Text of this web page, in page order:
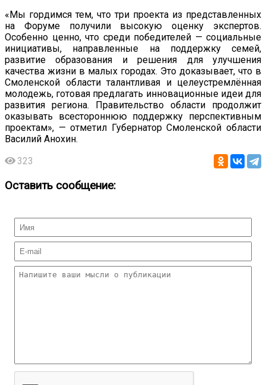
«Мы гордимся тем, что три проекта из представленных
на Форуме получили высокую оценку экспертов.
Особенно ценно, что среди победителей — социальные
инициативы, направленные на поддержку семей,
развитие образования и решения для улучшения
качества жизни в малых городах. Это доказывает, что в
Смоленской области талантливая и целеустремлённая
молодежь, готовая предлагать инновационные идеи для
развития региона. Правительство области продолжит
оказывать всестороннюю поддержку перспективным
проектам», — отметил Губернатор Смоленской области
Василий Анохин.
323
Оставить сообщение: